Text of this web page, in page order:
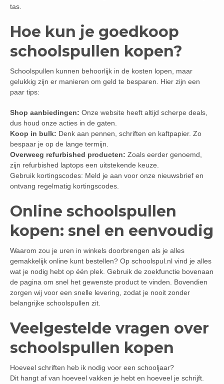
tas.
Hoe kun je goedkoop
schoolspullen kopen?
Schoolspullen kunnen behoorlijk in de kosten lopen, maar
gelukkig zijn er manieren om geld te besparen. Hier zijn een
paar tips:
Shop aanbiedingen: Onze website heeft altijd scherpe deals,
dus houd onze acties in de gaten.
Koop in bulk: Denk aan pennen, schriften en kaftpapier. Zo
bespaar je op de lange termijn.
Overweeg refurbished producten: Zoals eerder genoemd,
zijn refurbished laptops een uitstekende keuze.
Gebruik kortingscodes: Meld je aan voor onze nieuwsbrief en
ontvang regelmatig kortingscodes.
Online schoolspullen
kopen: snel en eenvoudig
Waarom zou je uren in winkels doorbrengen als je alles
gemakkelijk online kunt bestellen? Op schoolspul.nl vind je alles
wat je nodig hebt op één plek. Gebruik de zoekfunctie bovenaan
de pagina om snel het gewenste product te vinden. Bovendien
zorgen wij voor een snelle levering, zodat je nooit zonder
belangrijke schoolspullen zit.
Veelgestelde vragen over
schoolspullen kopen
Hoeveel schriften heb ik nodig voor een schooljaar?
Dit hangt af van hoeveel vakken je hebt en hoeveel je schrijft.